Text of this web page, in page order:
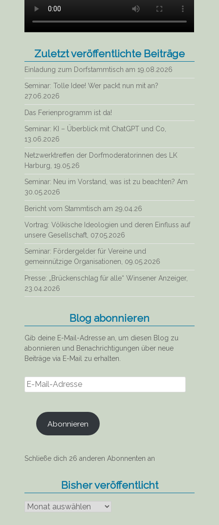
Zuletzt veröffentlichte Beiträge
Einladung zum Dorfstammtisch am 19.08.2026
Seminar: Tolle Idee! Wer packt nun mit an?
27.06.2026
Das Ferienprogramm ist da!
Seminar: KI – Überblick mit ChatGPT und Co,
13.06.2026
Netzwerktreffen der Dorfmoderatorinnen des LK
Harburg, 19.05.26
Seminar: Neu im Vorstand, was ist zu beachten? Am
30.05.2026
Bericht vom Stammtisch am 29.04.26
Vortrag: Völkische Ideologien und deren Einfluss auf
unsere Gesellschaft, 07.05.2026
Seminar: Fördergelder für Vereine und
gemeinnützige Organisationen, 09.05.2026
Presse: „Brückenschlag für alle“ Winsener Anzeiger,
23.04.2026
Blog abonnieren
Gib deine E-Mail-Adresse an, um diesen Blog zu
abonnieren und Benachrichtigungen über neue
Beiträge via E-Mail zu erhalten.
E-
Mail-
Abonnieren
Schließe dich 26 anderen Abonnenten an
Bisher veröffentlicht
veröffentlicht